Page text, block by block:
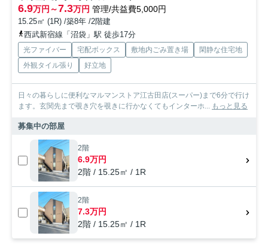
6.9万円～7.3万円 管理/共益費5,000円
15.25㎡ (1R) /築8年 /2階建
西武新宿線「沼袋」駅 徒歩17分
光ファイバー 宅配ボックス 敷地内ごみ置き場
閑静な住宅地
外観タイル張り
好立地
日々の暮らしに便利なマルマンストア江古田店(スーパー)まで6分で行け
ます。玄関先まで覗き穴を覗きに行かなくてもインターホ... もっと見る
募集中の部屋
2階
6.9万円
2階 / 15.25㎡ / 1R
2階
7.3万円
2階 / 15.25㎡ / 1R